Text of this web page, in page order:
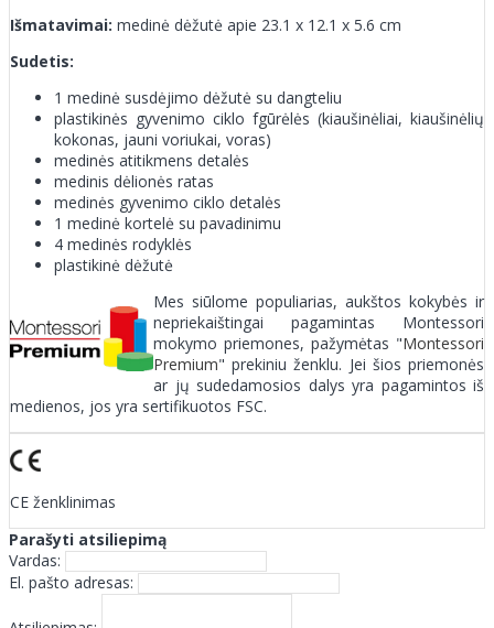
Išmatavimai: medinė dėžutė apie 23.1 x 12.1 x 5.6 cm
Sudetis:
1 medinė susdėjimo dėžutė su dangteliu
plastikinės gyvenimo ciklo fgūrėlės (kiaušinėliai, kiaušinėlių
kokonas, jauni voriukai, voras)
medinės atitikmens detalės
medinis dėlionės ratas
medinės gyvenimo ciklo detalės
1 medinė kortelė su pavadinimu
4 medinės rodyklės
plastikinė dėžutė
Mes siūlome populiarias, aukštos kokybės ir
nepriekaištingai pagamintas Montessori
mokymo priemones, pažymėtas "Montessori
Premium" prekiniu ženklu. Jei šios priemonės
ar jų sudedamosios dalys yra pagamintos iš
medienos, jos yra sertifikuotos FSC.
CE ženklinimas
Parašyti atsiliepimą
Vardas:
El. pašto adresas: